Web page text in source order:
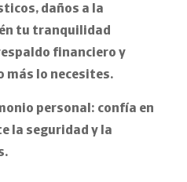
daños a la
tu tranquilidad
financiero y
más lo necesites.
personal: confía en
la seguridad y la